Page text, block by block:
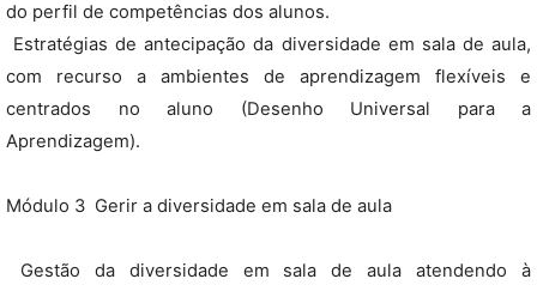
do perfil de competências dos alunos.
 Estratégias de antecipação da diversidade em sala de aula,
com recurso a ambientes de aprendizagem flexíveis e
centrados no aluno (Desenho Universal para a
Aprendizagem).
Módulo 3  Gerir a diversidade em sala de aula
 Gestão da diversidade em sala de aula atendendo à